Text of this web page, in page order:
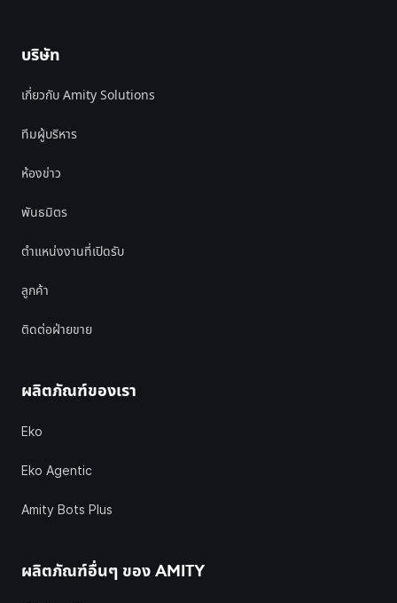
บริษัท
เกี่ยวกับ Amity Solutions
ทีมผู้บริหาร
ห้องข่าว
พันธมิตร
ตำแหน่งงานที่เปิดรับ
ลูกค้า
ติดต่อฝ่ายขาย
ผลิตภัณฑ์ของเรา
Eko
Eko Agentic
Amity Bots Plus
ผลิตภัณฑ์อื่นๆ ของ AMITY